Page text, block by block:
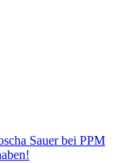
Sauer bei PPM